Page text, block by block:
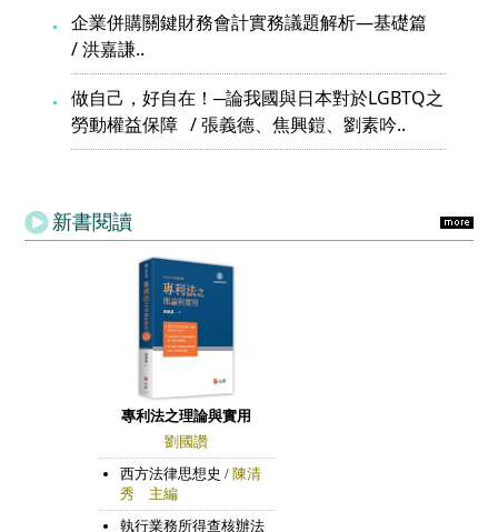
企業併購關鍵財務會計實務議題解析—基礎篇
洪嘉謙..
做自己，好自在！─論我國與日本對於LGBTQ之
勞動權益保障
張義德、焦興鎧、劉素吟..
新書閱讀